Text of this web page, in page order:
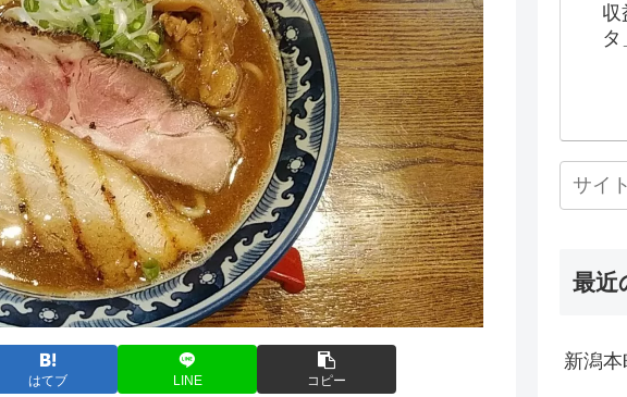
はてブ LINE コピー
収
タ
最近
新潟